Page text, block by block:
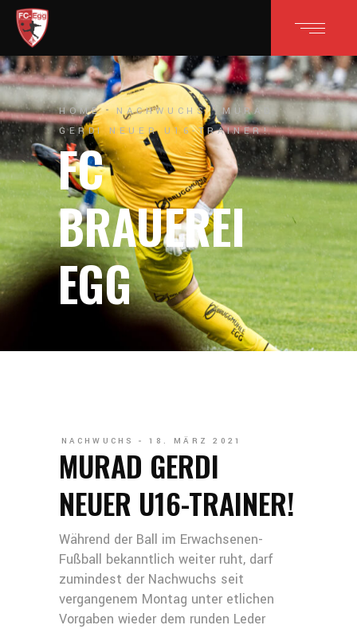
HOME NACHWUCHS
MURAD
GERDI NEUER U16-TRAINER!
FC
BRAUEREI
EGG
NACHWUCHS 18. MÄRZ 2021
MURAD GERDI
NEUER U16-TRAINER!
Während der Ball im Erwachsenen-
Fußball bekanntlich weiter ruht, darf
zumindest der Nachwuchs seit
vergangenem Montag unter etlichen
Vorgaben wieder dem runden Leder